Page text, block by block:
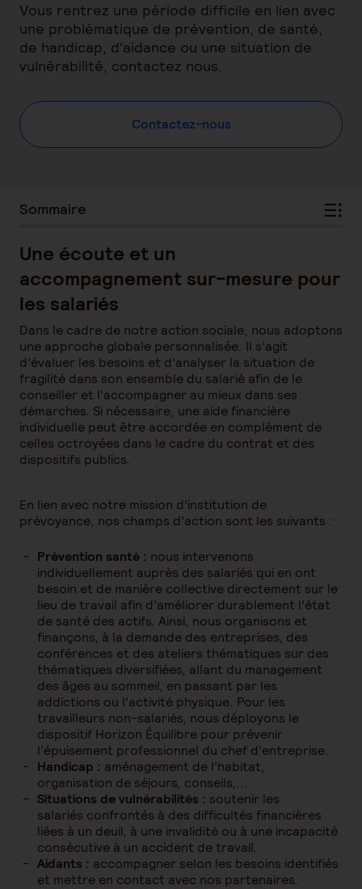
Vous rentrez une période difficile en lien avec
une problématique de prévention, de santé,
de handicap, d'aidance ou une situation de
vulnérabilité, contactez nous.
Contactez-nous
Sommaire
Une écoute et un
accompagnement sur-mesure pour
les salariés
Dans le cadre de notre action sociale, nous adoptons
une approche globale personnalisée. Il s’agit
d’évaluer les besoins et d’analyser la situation de
fragilité dans son ensemble du salarié afin de le
conseiller et l'accompagner au mieux dans ses
démarches. Si nécessaire, une aide financière
individuelle peut être accordée en complément de
celles octroyées dans le cadre du contrat et des
dispositifs publics.
En lien avec notre mission d’institution de
prévoyance, nos champs d’action sont les suivants :
Prévention santé : nous intervenons
individuellement auprès des salariés qui en ont
besoin et de manière collective directement sur le
lieu de travail afin d’améliorer durablement l’état
de santé des actifs. Ainsi, nous organisons et
finançons, à la demande des entreprises, des
conférences et des ateliers thématiques sur des
thématiques diversifiées, allant du management
des âges au sommeil, en passant par les
addictions ou l’activité physique. Pour les
travailleurs non-salariés, nous déployons le
dispositif Horizon Équilibre pour prévenir
l’épuisement professionnel du chef d’entreprise.
Handicap : aménagement de l’habitat,
organisation de séjours, conseils,...
Situations de vulnérabilités : soutenir les
salariés confrontés à des difficultés financières
liées à un deuil, à une invalidité ou à une incapacité
consécutive à un accident de travail.
Aidants : accompagner selon les besoins identifiés
et mettre en contact avec nos partenaires.